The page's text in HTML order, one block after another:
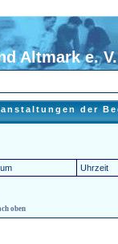
Altmark e. V.
der
Uhrzeit
oben